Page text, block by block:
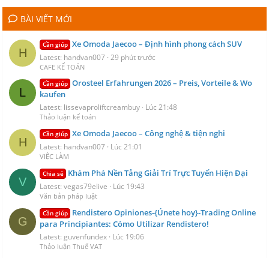
BÀI VIẾT MỚI
H
Cần giúp Xe Omoda Jaecoo – Định hình phong cách SUV
Latest: handvan007 29 phút trước
CAFE KẾ TOÁN
L
Cần giúp Orosteel Erfahrungen 2026 – Preis, Vorteile & Wo
kaufen
Latest: lissevaproliftcreambuy Lúc 21:48
Thảo luận kế toán
H
Cần giúp Xe Omoda Jaecoo – Công nghệ & tiện nghi
Latest: handvan007 Lúc 21:01
VIỆC LÀM
V
Chia sẻ Khám Phá Nền Tảng Giải Trí Trực Tuyến Hiện Đại
Latest: vegas79elive Lúc 19:43
Văn bản pháp luật
G
Cần giúp Rendistero Opiniones-{Únete hoy}-Trading Online
para Principiantes: Cómo Utilizar Rendistero!
Latest: guvenfundex Lúc 19:06
Thảo luận Thuế VAT